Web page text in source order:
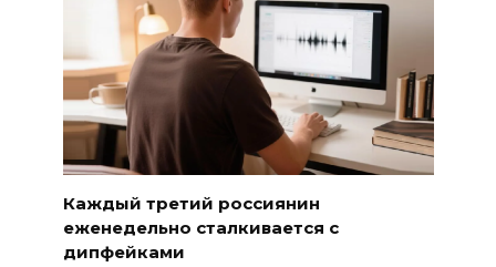
Каждый третий россиянин
еженедельно сталкивается с
дипфейками